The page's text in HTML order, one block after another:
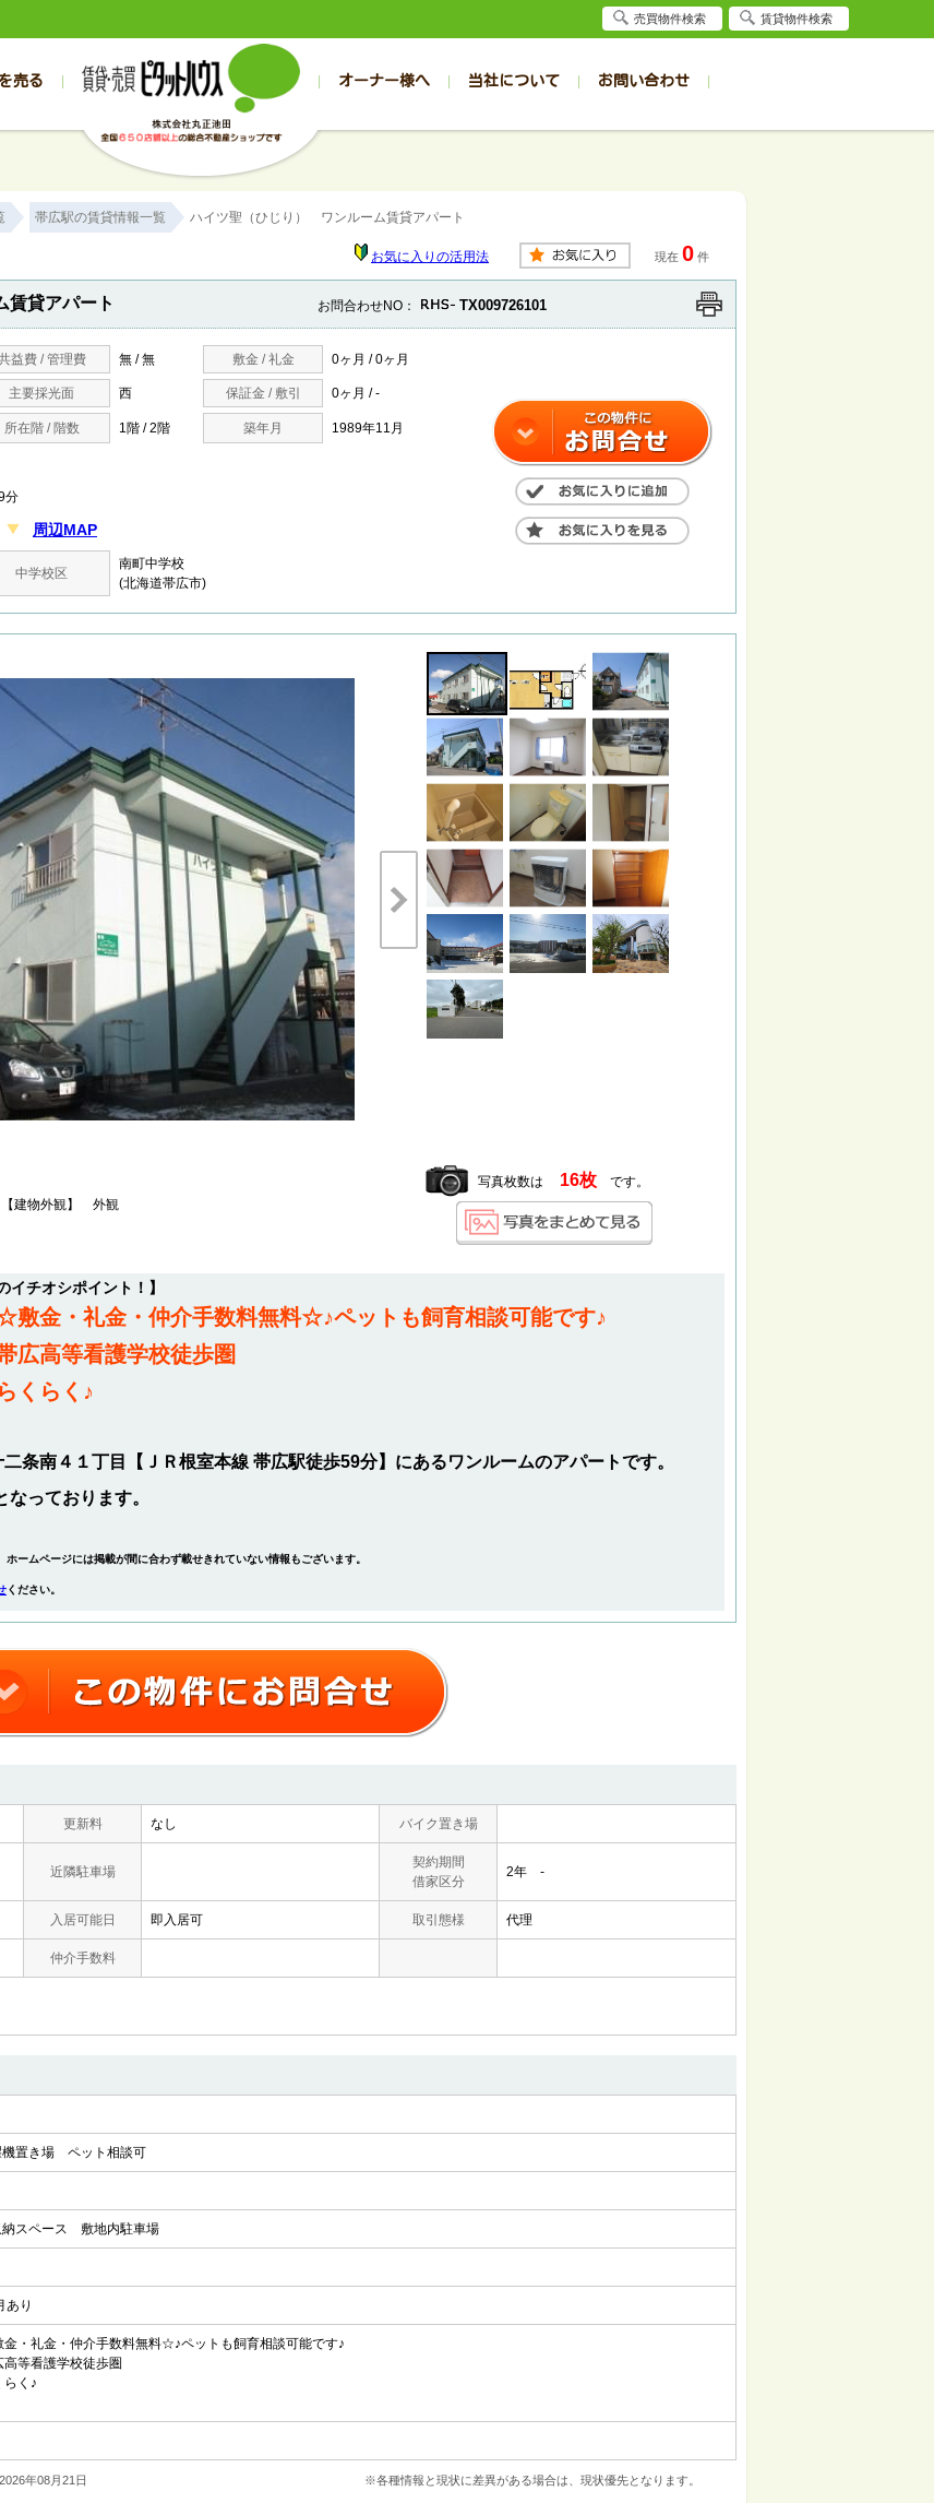
売買物件一覧
新築一戸建て
中古マンション
帯広の1000万円以下
帯広の1000万～2000万円
帯広の賃貸物件一覧
帯広の賃貸アパート
帯広の賃貸マンション
帯広の賃貸事務所
帯広の1R～1K
帯広の2K～2LDK
売買物件一覧
新築一戸建て
中古マンション
旭川の1000万円以下
旭川の1000万～2000万円
旭川の賃貸物件一覧
旭川の賃貸アパート
旭川の賃貸マンション
旭川の賃貸事務所
旭川の1R～1K
旭川の2K～2LDK
売る オーナー様へ 当社について
スタッフブログ お客様の声
お問い合わせ
売却のお問合せ 入居者様専用（帯広店）
帯広駅の賃貸情報一覧 ハイツ聖（ひじり） ワンルーム賃貸アパート
お気に入りの活用法 現在 0 件
貸アパート お問合わせNO： TX009726101
益費 / 管理費 無 / 無 敷金 / 礼金 0ヶ月 / 0ヶ月
主要採光面 西 保証金 / 敷引 0ヶ月 / -
所在階 / 階数 1階 / 2階 築年月 1989年11月
分
周辺MAP
中学校区
南町中学校
(北海道帯広市)
【建物外観】 外観
写真枚数は 16枚です。
イチオシポイント！】
金・礼金・仲介手数料無料☆♪ペットも飼育相談可能です♪
広高等看護学校徒歩圏
くらく♪
条南４１丁目【ＪＲ根室本線 帯広駅徒歩59分】にあるワンルームのアパートです。
なっております。
ームページには掲載が間に合わず載せきれていない情報もございます。
ください。
更新料 なし バイク置き場
近隣駐車場
契約期間
借家区分
2年 -
入居可能日 即入居可 取引態様 代理
仲介手数料
置き場 ペット相談可
スペース 敷地内駐車場
あり
・礼金・仲介手数料無料☆♪ペットも飼育相談可能です♪
等看護学校徒歩圏
く♪
年08月21日 ※各種情報と現状に差異がある場合は、現状優先となります。
売買物件検索 賃貸物件検索